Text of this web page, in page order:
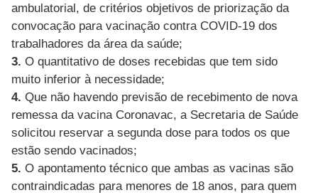
ambulatorial, de critérios objetivos de priorização da
convocação para vacinação contra COVID-19 dos
trabalhadores da área da saúde;
3. O quantitativo de doses recebidas que tem sido
muito inferior à necessidade;
4. Que não havendo previsão de recebimento de nova
remessa da vacina Coronavac, a Secretaria de Saúde
solicitou reservar a segunda dose para todos os que
estão sendo vacinados;
5. O apontamento técnico que ambas as vacinas são
contraindicadas para menores de 18 anos, para quem